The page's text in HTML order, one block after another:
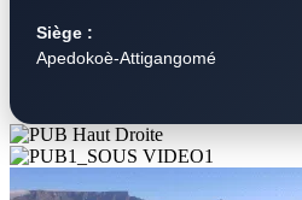
Siège :
Apedokoè-Attigangomé